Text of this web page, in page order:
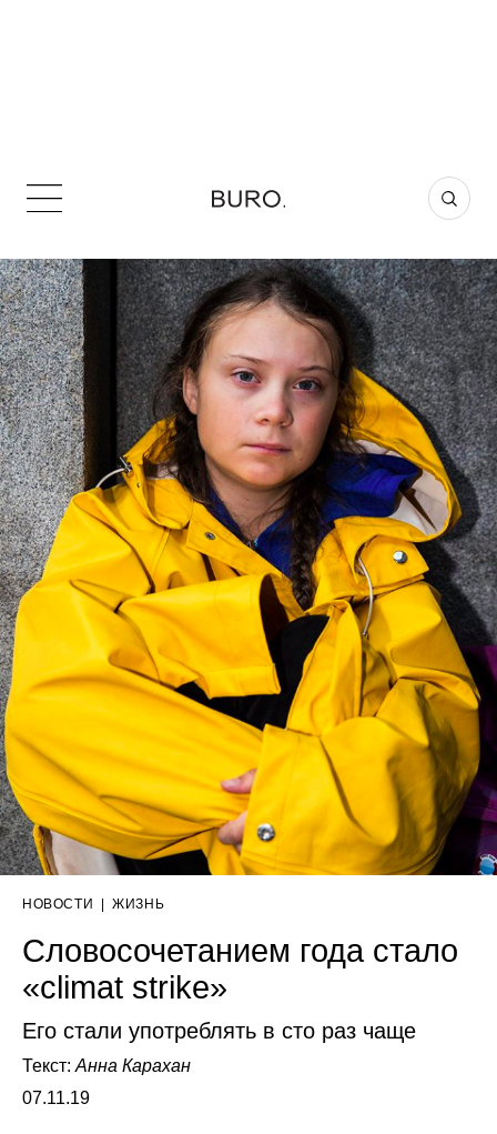
НОВОСТИ | ЖИЗНЬ
Словосочетанием года стало
«сlimat strike»
Его стали употреблять в сто раз чаще
Текст: Анна Карахан
07.11.19